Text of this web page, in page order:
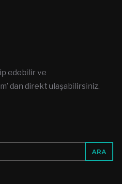
edebilir ve
’ dan direkt ulaşabilirsiniz.